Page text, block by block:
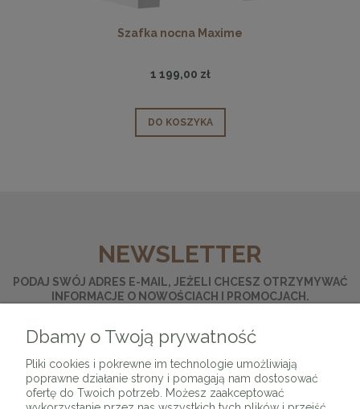
Szafka nocna Maxime
1 199,00 zł
DO KOSZYKA
NEWSLETTER
PODAJ SWÓJ ADRES E-MAIL, JEŻELI CHCESZ OTRZYMYWAĆ
INFORMACJE O NOWOŚCIACH I PROMOCJACH.
Dbamy o Twoją prywatność
Pliki cookies i pokrewne im technologie umożliwiają
poprawne działanie strony i pomagają nam dostosować
ofertę do Twoich potrzeb. Możesz zaakceptować